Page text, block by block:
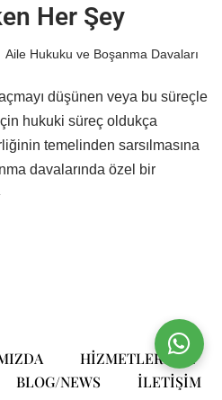
Her Şey
Aile Hukuku ve Boşanma Davaları
düşünen veya bu süreçle
hukuki süreç oldukça
temelinden sarsılmasına
davalarında özel bir
HIZMETLERIMIZ
BLOG/NEWS ILETIŞIM